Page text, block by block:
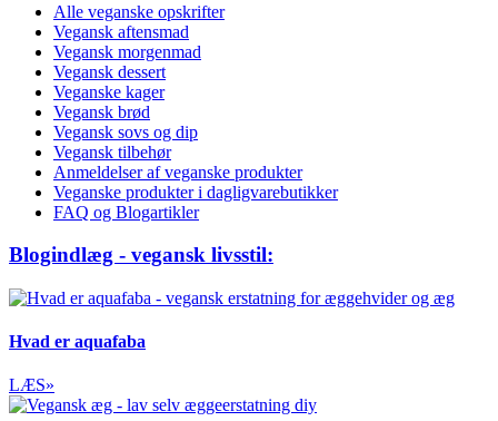
Alle veganske opskrifter
Vegansk aftensmad
Vegansk morgenmad
Vegansk dessert
Veganske kager
Vegansk brød
Vegansk sovs og dip
Vegansk tilbehør
Anmeldelser af veganske produkter
Veganske produkter i dagligvarebutikker
FAQ og Blogartikler
Blogindlæg - vegansk livsstil:
Hvad er aquafaba
LÆS»